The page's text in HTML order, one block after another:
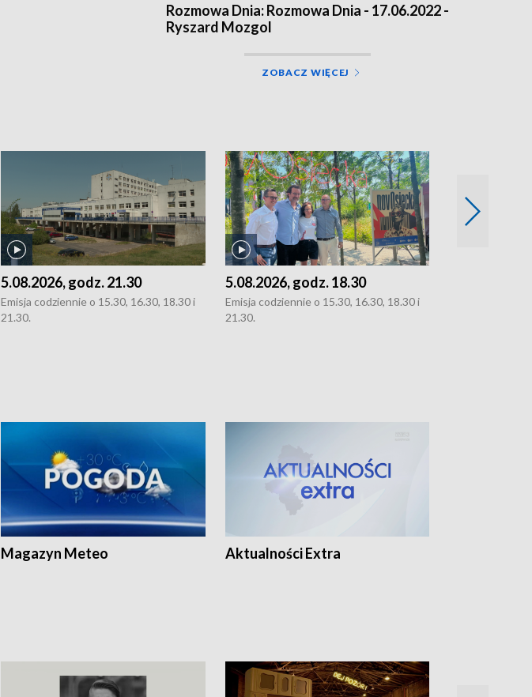
Rozmowa Dnia: Rozmowa Dnia - 17.06.2022 -
Ryszard Mozgol
ZOBACZ WIĘCEJ
5.08.2026, godz. 21.30
Emisja codziennie o 15.30, 16.30, 18.30 i
21.30.
5.08.2026, godz. 18.30
Emisja codziennie o 15.30, 16.30, 18.30 i
21.30.
Magazyn Meteo Aktualności Extra